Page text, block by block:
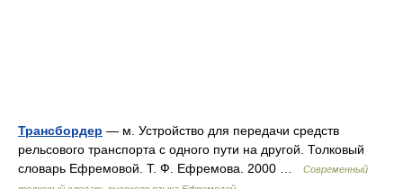
Трансбордер — м. Устройство для передачи средств
рельсового транспорта с одного пути на другой. Толковый
словарь Ефремовой. Т. Ф. Ефремова. 2000 …
Современный